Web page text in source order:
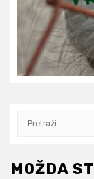
Pretraži:
MOŽDA